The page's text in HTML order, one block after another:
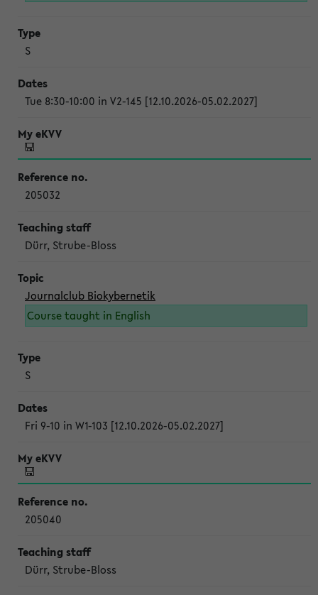
S
Tue 8:30-10:00 in V2-145 [12.10.2026-05.02.2027]
205032
Dürr, Strube-Bloss
Journalclub Biokybernetik
Course taught in English
S
Fri 9-10 in W1-103 [12.10.2026-05.02.2027]
205040
Dürr, Strube-Bloss